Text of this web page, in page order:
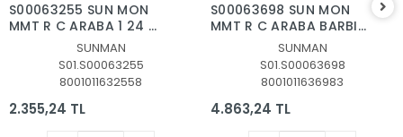
S00063255 SUN MON
MMT R C ARABA 1 24 H
WHEELS URBAN AGENT
DRIFT ROD F F IŞIKLI
SUNMAN
S01.S00063255
8001011632558
2.355,24 TL
S00063698 SUN MON
MMT R C ARABA BARBIE
CITY CAR 25 SCX26 F F
2 4 GHZ
SUNMAN
S01.S00063698
8001011636983
4.863,24 TL